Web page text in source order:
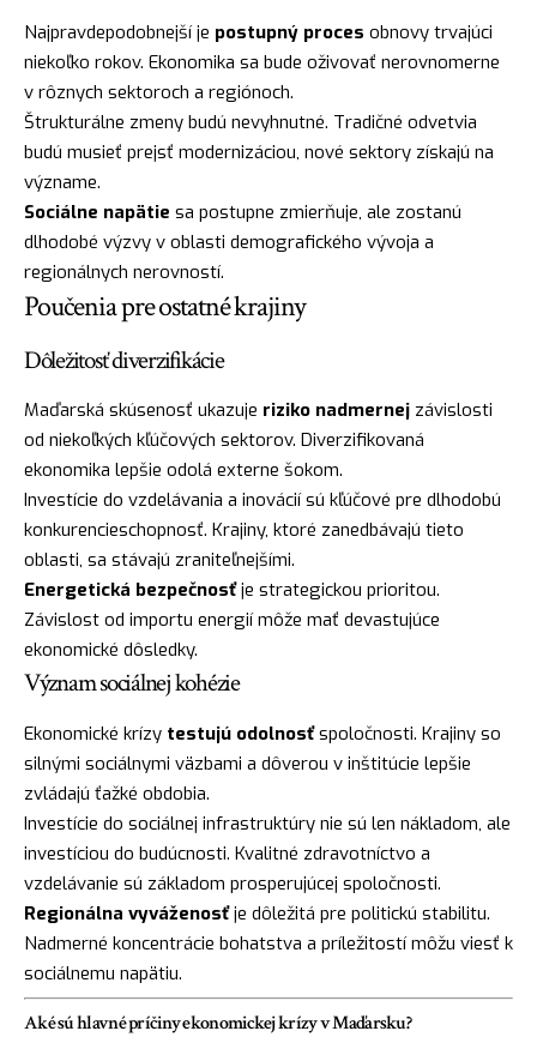
Najpravdepodobnejší je postupný proces obnovy trvajúci
niekoľko rokov. Ekonomika sa bude oživovať nerovnomerne
v rôznych sektoroch a regiónoch.
Štrukturálne zmeny budú nevyhnutné. Tradičné odvetvia
budú musieť prejsť modernizáciou, nové sektory získajú na
význame.
Sociálne napätie sa postupne zmierňuje, ale zostanú
dlhodobé výzvy v oblasti demografického vývoja a
regionálnych nerovností.
Poučenia pre ostatné krajiny
Dôležitosť diverzifikácie
Maďarská skúsenosť ukazuje riziko nadmernej závislosti
od niekoľkých kľúčových sektorov. Diverzifikovaná
ekonomika lepšie odolá externe šokom.
Investície do vzdelávania a inovácií sú kľúčové pre dlhodobú
konkurencieschopnosť. Krajiny, ktoré zanedbávajú tieto
oblasti, sa stávajú zraniteľnejšími.
Energetická bezpečnosťje strategickou prioritou.
Závislost od importu energií môže mať devastujúce
ekonomické dôsledky.
Význam sociálnej kohézie
Ekonomické krízy testujú odolnosťspoločnosti. Krajiny so
silnými sociálnymi väzbami a dôverou v inštitúcie lepšie
zvládajú ťažké obdobia.
Investície do sociálnej infrastruktúry nie sú len nákladom, ale
investíciou do budúcnosti. Kvalitné zdravotníctvo a
vzdelávanie sú základom prosperujúcej spoločnosti.
Regionálna vyváženosťje dôležitá pre politickú stabilitu.
Nadmerné koncentrácie bohatstva a príležitostí môžu viesť k
sociálnemu napätiu.
Aké sú hlavné príčiny ekonomickej krízy v Maďarsku?